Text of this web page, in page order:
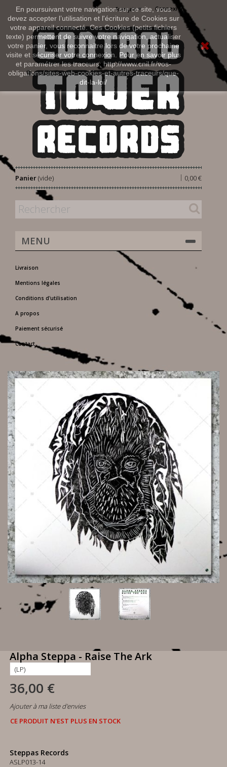
En poursuivant votre navigation sur ce site, vous
devez accepter l’utilisation et l'écriture de Cookies sur
votre appareil connecté. Ces Cookies (petits fichiers
texte) permettent de suivre votre navigation, actualiser
votre panier, vous reconnaitre lors de votre prochaine
visite et sécuriser votre connexion. Pour en savoir plus
et paramétrer les traceurs: http://www.cnil.fr/vos-
obligations/sites-web-cookies-et-autres-traceurs/que-
dit-la-loi/
Connexion
Français
Panier 0,00 €
|
(vide)
MENU
Livraison
Mentions légales
Conditions d'utilisation
A propos
Paiement sécurisé
Contact
Alpha Steppa - Raise The Ark
36,00 €
Ajouter à ma liste d'envies
CE PRODUIT N'EST PLUS EN STOCK
Steppas Records
ASLP013-14